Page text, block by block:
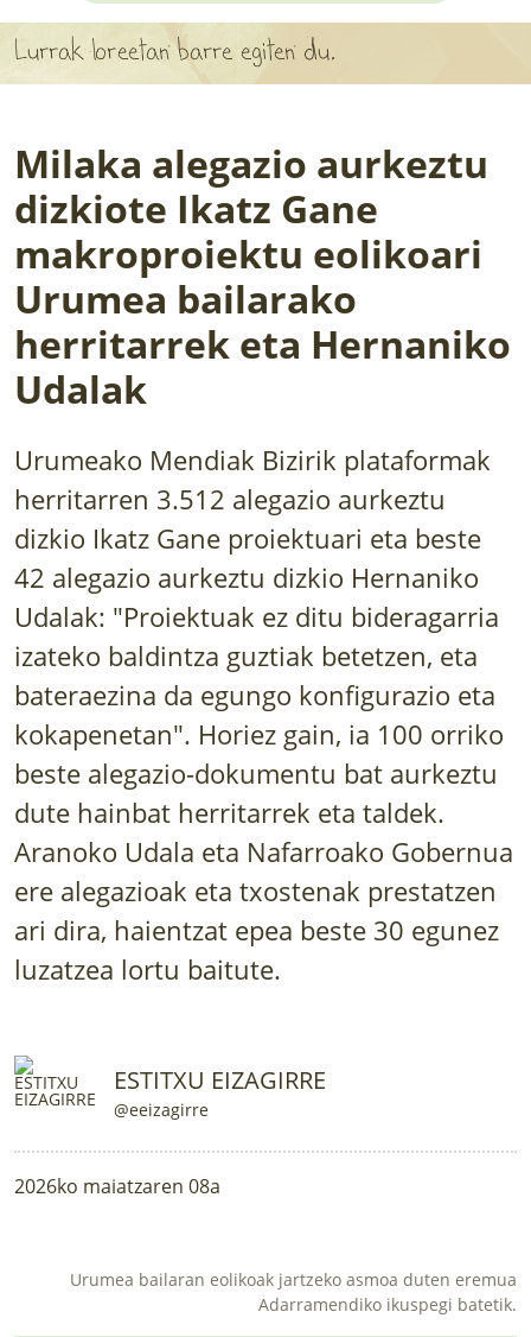
APARTEN MAPA
LURRERAKO BIDE LAGUN
HASI NAHI AL DUZU? 8 URRATS
BIZI BARATZEA LIBURUA
SENDABELARRAK
ETXEKO LANDAREAK
ALBISTEAK
LURRAREN AGENDA
AZOKA
Lurrak loreetan barre egiten du.
Milaka alegazio aurkeztu
dizkiote Ikatz Gane
makroproiektu eolikoari
Urumea bailarako
herritarrek eta Hernaniko
Udalak
Urumeako Mendiak Bizirik plataformak
herritarren 3.512 alegazio aurkeztu
dizkio Ikatz Gane proiektuari eta beste
42 alegazio aurkeztu dizkio Hernaniko
Udalak: "Proiektuak ez ditu bideragarria
izateko baldintza guztiak betetzen, eta
bateraezina da egungo konfigurazio eta
kokapenetan". Horiez gain, ia 100 orriko
beste alegazio-dokumentu bat aurkeztu
dute hainbat herritarrek eta taldek.
Aranoko Udala eta Nafarroako Gobernua
ere alegazioak eta txostenak prestatzen
ari dira, haientzat epea beste 30 egunez
luzatzea lortu baitute.
ESTITXU EIZAGIRRE
@eeizagirre
2026ko maiatzaren 08a
Urumea bailaran eolikoak jartzeko asmoa duten eremua
Adarramendiko ikuspegi batetik.